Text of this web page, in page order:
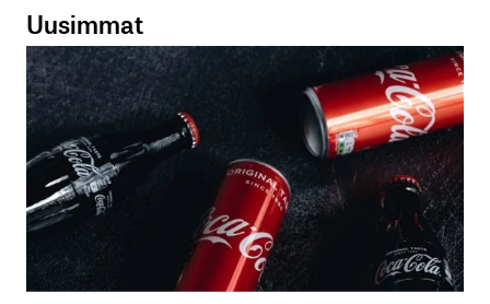
Uusimmat